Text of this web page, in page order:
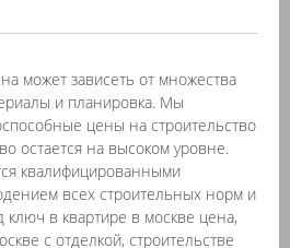
может зависеть от множества
и планировка. Мы
цены на строительство
остается на высоком уровне.
квалифицированными
всех строительных норм и
ключ в квартире в москве цена,
с отделкой, строительстве